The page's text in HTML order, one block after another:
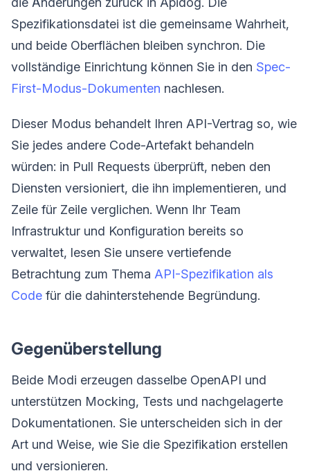
Spezifikationsdatei ist die gemeinsame Wahrheit,
und beide Oberflächen bleiben synchron. Die
vollständige Einrichtung können Sie in den Spec-
First-Modus-Dokumenten nachlesen.
Dieser Modus behandelt Ihren API-Vertrag so, wie
Sie jedes andere Code-Artefakt behandeln
würden: in Pull Requests überprüft, neben den
Diensten versioniert, die ihn implementieren, und
Zeile für Zeile verglichen. Wenn Ihr Team
Infrastruktur und Konfiguration bereits so
verwaltet, lesen Sie unsere vertiefende
Betrachtung zum Thema API-Spezifikation als
Code für die dahinterstehende Begründung.
Gegenüberstellung
Beide Modi erzeugen dasselbe OpenAPI und
unterstützen Mocking, Tests und nachgelagerte
Dokumentationen. Sie unterscheiden sich in der
Art und Weise, wie Sie die Spezifikation erstellen
und versionieren.